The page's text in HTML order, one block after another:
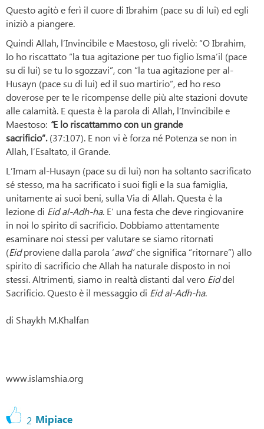
Questo agitò e ferì il cuore di Ibrahim (pace su di lui) ed egli
iniziò a piangere.
Quindi Allah, l’Invincibile e Maestoso, gli rivelò: “O Ibrahim,
Io ho riscattato “la tua agitazione per tuo figlio Isma’il (pace
su di lui) se tu lo sgozzavi”, con “la tua agitazione per al-
Husayn (pace su di lui) ed il suo martirio”, ed ho reso
doverose per te le ricompense delle più alte stazioni dovute
alle calamità. E questa è la parola di Allah, l’Invincibile e
Maestoso: “E lo riscattammo con un grande
sacrificio”.(37:107). E non vi è forza né Potenza se non in
Allah, l’Esaltato, il Grande.
L’Imam al-Husayn (pace su di lui) non ha soltanto sacrificato
sé stesso, ma ha sacrificato i suoi figli e la sua famiglia,
unitamente ai suoi beni, sulla Via di Allah. Questa è la
lezione di Eid al-Adh-ha. E’ una festa che deve ringiovanire
in noi lo spirito di sacrificio. Dobbiamo attentamente
esaminare noi stessi per valutare se siamo ritornati
(Eidproviene dalla parola ‘awd’che significa “ritornare”) allo
spirito di sacrificio che Allah ha naturale disposto in noi
stessi. Altrimenti, siamo in realtà distanti dal vero Eiddel
Sacrificio. Questo è il messaggio di Eid al-Adh-ha.
di Shaykh M.Khalfan
www.islamshia.org
2 Mipiace